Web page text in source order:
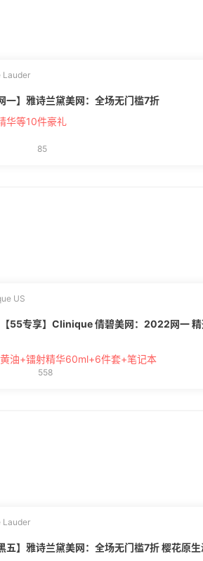
Lauder
一】雅诗兰黛美网：全场无门槛7折
华等10件豪礼
85
US
55专享】Clinique 倩碧美网：2022网一
油+镭射精华60ml+6件套+笔记本
558
Lauder
五】雅诗兰黛美网：全场无门槛7折 樱花原